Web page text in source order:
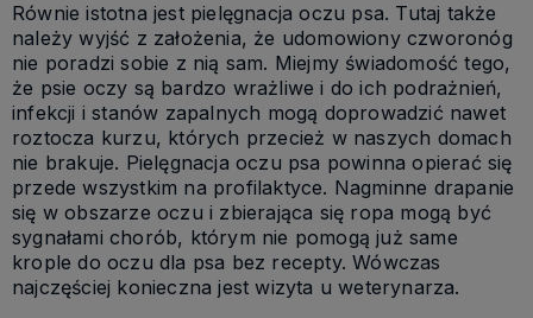
Równie istotna jest pielęgnacja oczu psa. Tutaj także
należy wyjść z założenia, że udomowiony czworonóg
nie poradzi sobie z nią sam. Miejmy świadomość tego,
że psie oczy są bardzo wrażliwe i do ich podrażnień,
infekcji i stanów zapalnych mogą doprowadzić nawet
roztocza kurzu, których przecież w naszych domach
nie brakuje. Pielęgnacja oczu psa powinna opierać się
przede wszystkim na profilaktyce. Nagminne drapanie
się w obszarze oczu i zbierająca się ropa mogą być
sygnałami chorób, którym nie pomogą już same
krople do oczu dla psa bez recepty. Wówczas
najczęściej konieczna jest wizyta u weterynarza.